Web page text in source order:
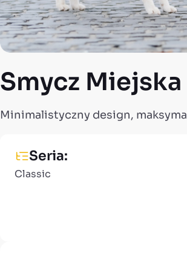
Smycz
Minimalistyczny design,
Seria:
Classic